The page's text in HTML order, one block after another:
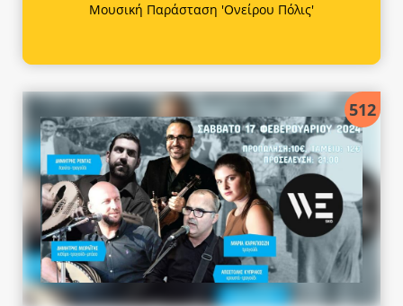
Μουσική Παράσταση 'Ονείρου Πόλις'
512